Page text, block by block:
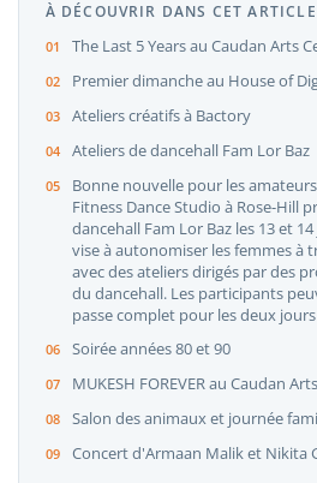
À DÉCOUVRIR DANS CET ARTICLE
The Last 5 Years au Caudan Arts
Premier dimanche au House of
Ateliers créatifs à Bactory
Ateliers de dancehall Fam Lor Baz
Bonne nouvelle pour les
Fitness Dance Studio à Rose-Hill
dancehall Fam Lor Baz les 13 et
vise à autonomiser les femmes à
avec des ateliers dirigés par des
du dancehall. Les participants
passe complet pour les deux
Soirée années 80 et 90
MUKESH FOREVER au Caudan
Salon des animaux et journée
Concert d'Armaan Malik et Nikita